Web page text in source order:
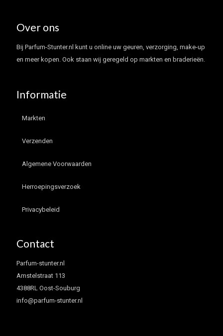
Over ons
Bij Parfum-Stunter.nl kunt u online uw geuren, verzorging, make-up
en meer kopen. Ook staan wij geregeld op markten en braderieën.
Informatie
Markten
Verzenden
Algemene Voorwaarden
Herroepingsverzoek
Privacybeleid
Contact
Parfum-stunter.nl
Amstelstraat 113
4388RL Oost-Souburg
info@parfum-stunter.nl